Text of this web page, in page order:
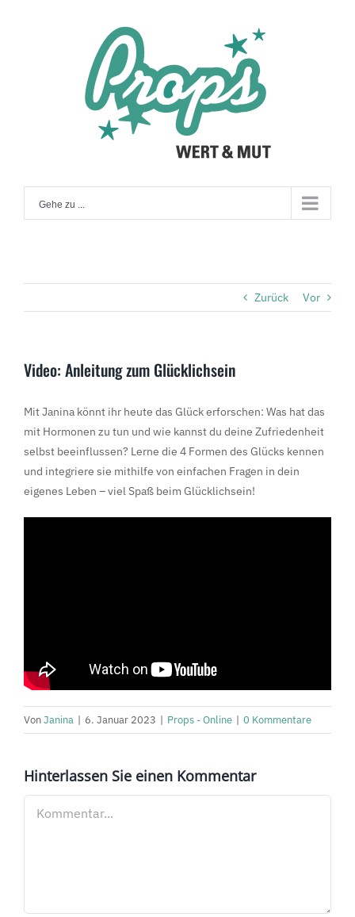
Gehe zu ...
Zurück Vor
Video: Anleitung zum Glücklichsein
Mit Janina könnt ihr heute das Glück erforschen: Was hat das
mit Hormonen zu tun und wie kannst du deine Zufriedenheit
selbst beeinflussen? Lerne die 4 Formen des Glücks kennen
und integriere sie mithilfe von einfachen Fragen in dein
eigenes Leben – viel Spaß beim Glücklichsein!
VonJanina | 6. Januar 2023 | Props - Online | 0 Kommentare
Hinterlassen Sie einen Kommentar